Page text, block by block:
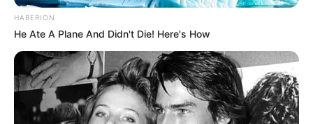
HABERION
He Ate A Plane And Didn't Die! Here's How